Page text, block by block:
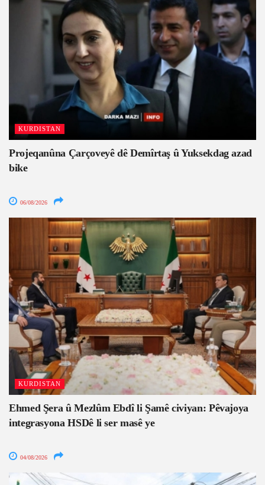
KURDISTAN
Projeqanûna Çarçoveyê dê Demîrtaş û Yuksekdag azad
bike
06/08/2026
KURDISTAN
Ehmed Şera û Mezlûm Ebdî li Şamê civiyan: Pêvajoya
integrasyona HSDê li ser masê ye
04/08/2026